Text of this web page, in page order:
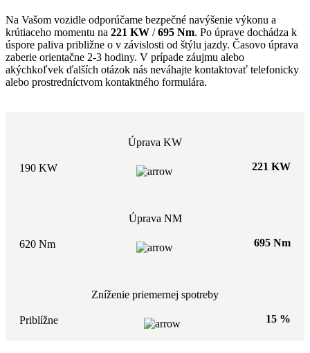
Na Vašom vozidle odporúčame bezpečné navýšenie výkonu a
krútiaceho momentu na 221 KW /695 Nm. Po úprave dochádza k
úspore paliva približne o v závislosti od štýlu jazdy. Časovo úprava
zaberie orientačne 2-3 hodiny. V prípade záujmu alebo
akýchkoľvek ďalších otázok nás neváhajte kontaktovať telefonicky
alebo prostredníctvom kontaktného formulára.
Úprava KW
190 KW 221 KW
Úprava NM
620 Nm 695 Nm
Zníženie priemernej spotreby
Priblížne 15 %